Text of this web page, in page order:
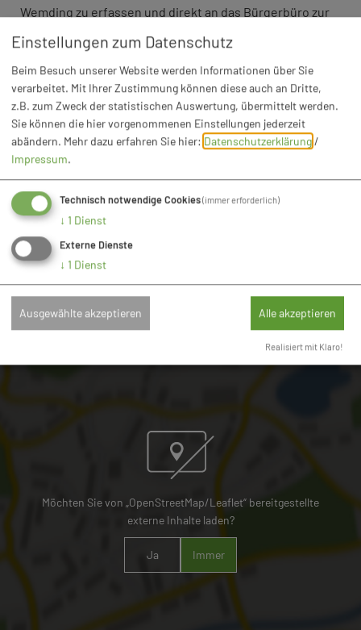
Wemding zu erfassen und direkt an das Bürgerbüro zur
Bürgerserviceportal der Verwaltungsgemeinschaft
Wemding
GEMEINDE WOLFERSTADT
Döckinger Str. 1 . 86709 Wolferstadt
09092/8828
gemeinde@wolferstadt.de
Möchten Sie von „OpenStreetMap/Leaflet“ bereitgestellte
externe Inhalte laden?
Ja Immer
Einstellungen zum Datenschutz
Beim Besuch unserer Website werden Informationen über Sie
verarbeitet. Mit Ihrer Zustimmung können diese auch an Dritte,
z.B. zum Zweck der statistischen Auswertung, übermittelt werden.
Sie können die hier vorgenommenen Einstellungen jederzeit
abändern. Mehr dazu erfahren Sie hier: Datenschutzerklärung/
Impressum.
Technisch notwendige Cookies(immer erforderlich)
↓ 1 Dienst
Externe Dienste
↓ 1 Dienst
Ausgewählte akzeptieren Alle akzeptieren
Realisiert mit Klaro!